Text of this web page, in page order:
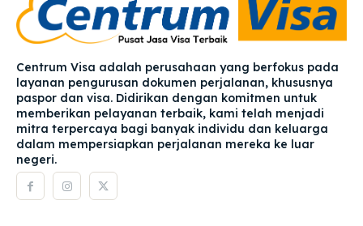
Centrum Visa adalah perusahaan yang berfokus pada
layanan pengurusan dokumen perjalanan, khususnya
paspor dan visa. Didirikan dengan komitmen untuk
memberikan pelayanan terbaik, kami telah menjadi
mitra terpercaya bagi banyak individu dan keluarga
dalam mempersiapkan perjalanan mereka ke luar
negeri.